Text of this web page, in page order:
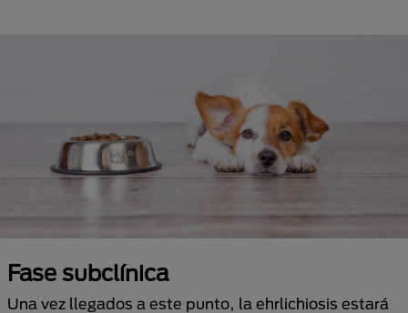
Fase subclínica
Una vez llegados a este punto, la ehrlichiosis estará